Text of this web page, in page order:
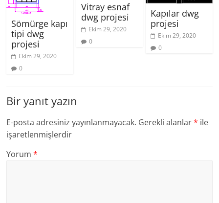
Sömürge kapı
tipi dwg
projesi
Ekim 29, 2020
0
Vitray esnaf
dwg projesi
Ekim 29, 2020
0
Kapılar dwg
projesi
Ekim 29, 2020
0
Bir yanıt yazın
E-posta adresiniz yayınlanmayacak. Gerekli alanlar* ile
işaretlenmişlerdir
Yorum*